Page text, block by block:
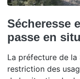
Sécheresse
passe en
La préfecture de la
restriction des